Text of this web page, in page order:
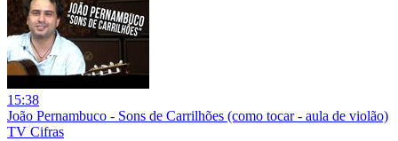
15:38
João Pernambuco - Sons de Carrilhões (como tocar - aula de violão)
TV Cifras